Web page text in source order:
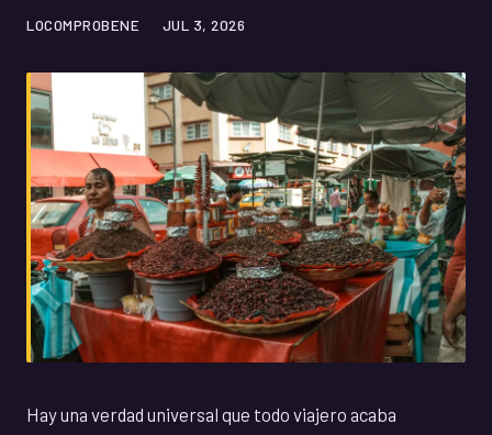
LOCOMPROBENE JUL 3, 2026
Hay una verdad universal que todo viajero acaba